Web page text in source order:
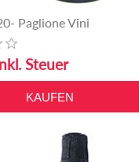
Paglione Vini
Steuer